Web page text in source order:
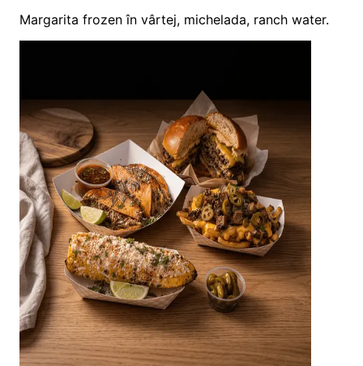
Margarita frozen în vârtej, michelada, ranch water.